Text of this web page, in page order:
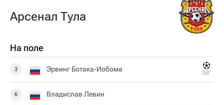
Арсенал Тула
На поле
3 Эрвинг Ботака-Иобома 58‎’‎
6 Владислав Левин